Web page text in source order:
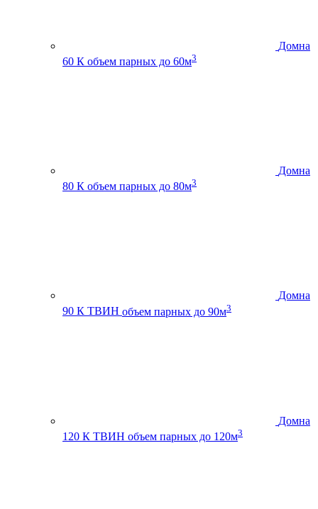
Домна
60 К объем парных до 60м3
Домна
80 К объем парных до 80м3
Домна
90 К ТВИН объем парных до 90м3
Домна
120 К ТВИН объем парных до 120м3